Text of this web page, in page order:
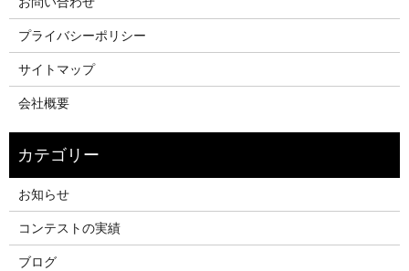
プライバシーポリシー
サイトマップ
会社概要
お知らせ
コンテストの実績
ブログ